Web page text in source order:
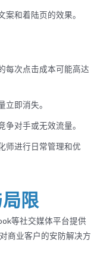
案和着陆页的效果。
每次点击成本可能高达
立即消失。
争对手或无效流量。
师进行日常管理和优
限
等社交媒体平台提供
商业客户的安防解决方